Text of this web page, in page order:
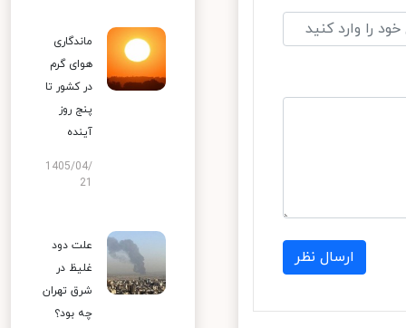
ارسال نظر
ماندگاری
هوای گرم
در کشور تا
پنج روز
آینده
1405/04/
علت دود
غلیظ در
شرق تهران
چه بود؟